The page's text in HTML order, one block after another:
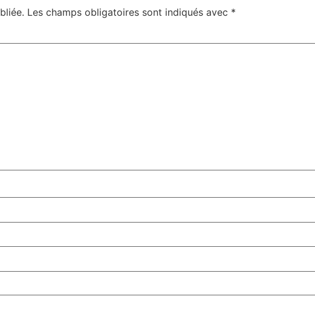
Les champs obligatoires sont indiqués avec *